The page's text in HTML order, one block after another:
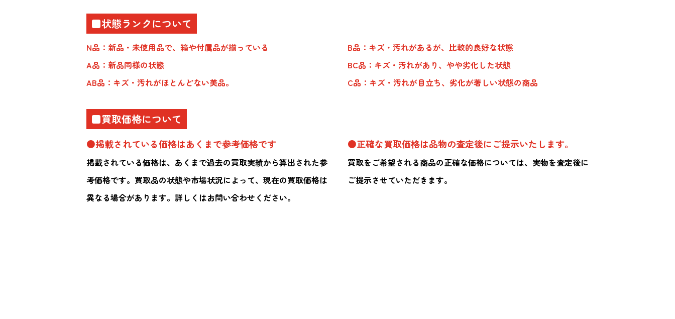
■状態ランクについて
N品：新品・未使用品で、箱や付属品が揃っている
A品：新品同様の状態
AB品：キズ・汚れがほとんどない美品。
B品：キズ・汚れがあるが、比較的良好な状態
BC品：キズ・汚れがあり、やや劣化した状態
C品：キズ・汚れが目立ち、劣化が著しい状態の商品
■買取価格について
●掲載されている価格はあくまで参考価格です
掲載されている価格は、あくまで過去の買取実績から算出された参
考価格です。買取品の状態や市場状況によって、現在の買取価格は
異なる場合があります。詳しくはお問い合わせください。
●正確な買取価格は品物の査定後にご提示いたします。
買取をご希望される商品の正確な価格については、実物を査定後に
ご提示させていただきます。